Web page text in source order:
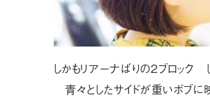
しかもリアーナばりの２ブロック し
青々としたサイドが重いボブに